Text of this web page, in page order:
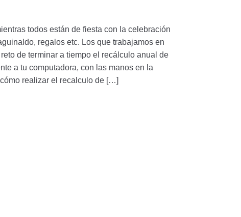
todos están de fiesta con la celebración
regalos etc. Los que trabajamos en
de terminar a tiempo el recálculo anual de
a tu computadora, con las manos en la
realizar el recalculo de […]